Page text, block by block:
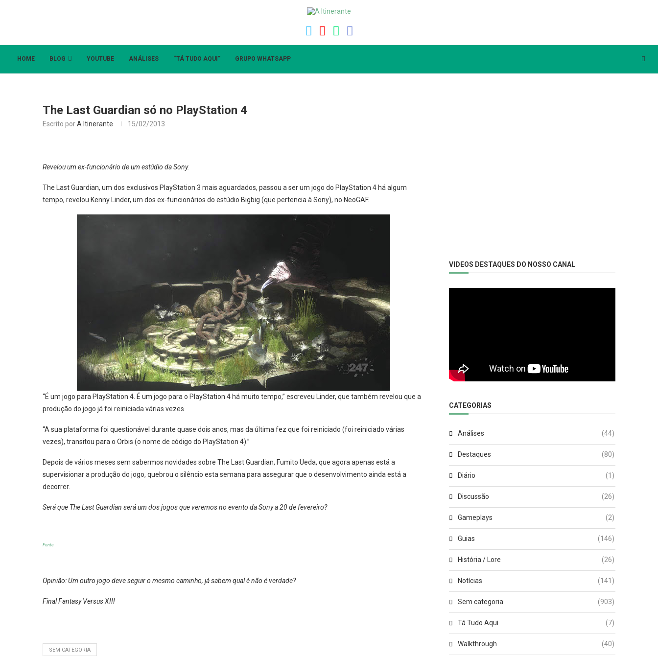
HOME BLOG YOUTUBE ANÁLISES “TÁ TUDO AQUI” GRUPO WHATSAPP
The Last Guardian só no PlayStation 4
Escrito porA Itinerante 15/02/2013
Revelou um ex-funcionário de um estúdio da Sony.
The Last Guardian, um dos exclusivos PlayStation 3 mais aguardados, passou a ser um jogo do PlayStation 4 há algum
tempo, revelou Kenny Linder, um dos ex-funcionários do estúdio Bigbig (que pertencia à Sony), no NeoGAF.
“É um jogo para PlayStation 4. É um jogo para o PlayStation 4 há muito tempo,” escreveu Linder, que também revelou que a
produção do jogo já foi reiniciada várias vezes.
“A sua plataforma foi questionável durante quase dois anos, mas da última fez que foi reiniciado (foi reiniciado várias
vezes), transitou para o Orbis (o nome de código do PlayStation 4).”
Depois de vários meses sem sabermos novidades sobre The Last Guardian, Fumito Ueda, que agora apenas está a
supervisionar a produção do jogo, quebrou o silêncio esta semana para assegurar que o desenvolvimento ainda está a
decorrer.
Será que The Last Guardian será um dos jogos que veremos no evento da Sony a 20 de fevereiro?
Fonte
Opinião: Um outro jogo deve seguir o mesmo caminho, já sabem qual é não é verdade?
Final Fantasy Versus XIII
SEM CATEGORIA
VIDEOS DESTAQUES DO NOSSO CANAL
CATEGORIAS
Análises (44)
Destaques (80)
Diário (1)
Discussão (26)
Gameplays (2)
Guias (146)
História / Lore (26)
Notícias (141)
Sem categoria (903)
Tá Tudo Aqui (7)
Walkthrough (40)